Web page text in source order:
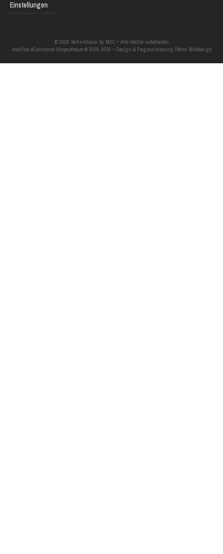
Einstellungen
© 2026 Technikhaus by MSC • Alle Rechte vorbehalten
modified eCommerce Shopsoftware © 2009-2026 • Design & Programmierung Rehm Webdesign